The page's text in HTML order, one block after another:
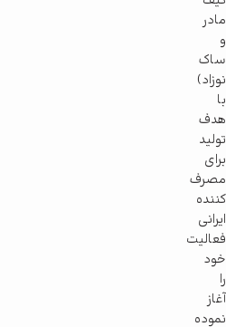
مادر
و
ساک
نوزاد)
با
هدف
تولید
برای
مصرف
کننده
ایرانی
فعالیت
خود
را
آغاز
نموده